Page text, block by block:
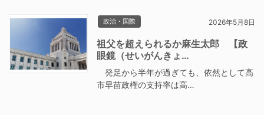
政治・国際 2026年5月8日
祖父を超えられるか麻生太郎 【政
眼鏡（せいがんきょ…
発足から半年が過ぎても、依然として高
市早苗政権の支持率は高…